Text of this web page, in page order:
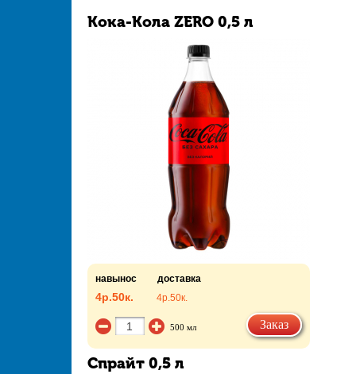
Кока-Кола ZERO 0,5 л
навынос доставка
4р.50к. 4р.50к.
500 мл Заказ
Спрайт 0,5 л